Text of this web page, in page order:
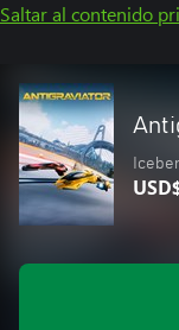
Saltar al contenido